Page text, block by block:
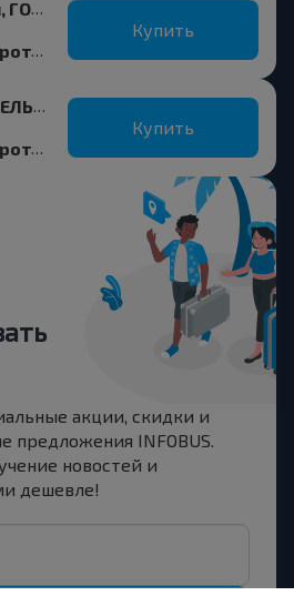
Тимофеенко Ул, ГОМЕЛЬ ГОМЕЛЬСКАЯ ОБЛ. Беларусь
Широкое, поворот, Буда-Кошелевский р-н ГОМЕЛЬСКАЯ ОБЛ.
Купить
Гомель Ав, ГОМЕЛЬ ГОМЕЛЬСКАЯ ОБЛ. Беларусь
Широкое, поворот, Буда-Кошелевский р-н ГОМЕЛЬСКАЯ ОБЛ.
Купить
акции, скидки и
предложения INFOBUS.
новостей и
дешевле!